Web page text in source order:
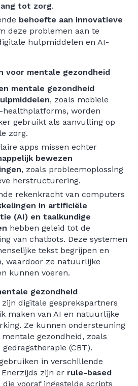
tot zorg.
behoefte aan innovatieve
deze problemen aan te
hulpmiddelen en AI-
voor mentale gezondheid
mentale gezondheid
, zoals mobiele
healthplatforms, worden
gebruikt als aanvulling op
zorg.
apps missen echter
bewezen
, zoals probleemoplossing
herstructurering.
rekenkracht van computers
in artificiële
(AI) en taalkundige
hebben geleid tot de
van chatbots. Deze systemen
tekst begrijpen en
waardoor ze natuurlijke
kunnen voeren.
gezondheid
zijn digitale gesprekspartners
maken van AI en natuurlijke
Ze kunnen ondersteuning
gezondheid, zoals
(CBT).
in verschillende
zijn er rule-based
die vooraf ingestelde scripts